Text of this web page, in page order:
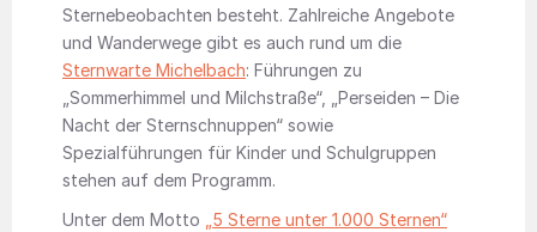
Sternebeobachten besteht. Zahlreiche Angebote
und Wanderwege gibt es auch rund um die
Sternwarte Michelbach: Führungen zu
„Sommerhimmel und Milchstraße“, „Perseiden – Die
Nacht der Sternschnuppen“ sowie
Spezialführungen für Kinder und Schulgruppen
stehen auf dem Programm.
Unter dem Motto „5 Sterne unter 1.000 Sternen“